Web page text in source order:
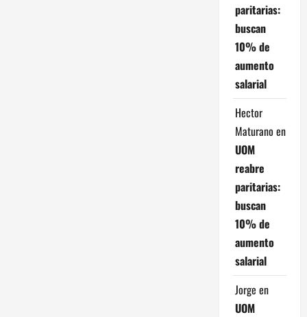
paritarias:
buscan
10% de
aumento
salarial
Hector
Maturano en
UOM
reabre
paritarias:
buscan
10% de
aumento
salarial
Jorge en
UOM